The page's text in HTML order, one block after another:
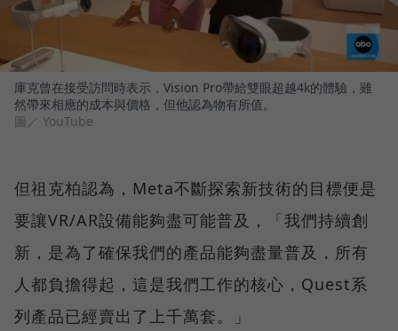
庫克曾在接受訪問時表示，Vision Pro帶給雙眼超越4k的體驗，雖
然帶來相應的成本與價格，但他認為物有所值。
圖／ YouTube
但祖克柏認為，Meta不斷探索新技術的目標便是
要讓VR/AR設備能夠盡可能普及，「我們持續創
新，是為了確保我們的產品能夠盡量普及，所有
人都負擔得起，這是我們工作的核心，Quest系
列產品已經賣出了上千萬套。」